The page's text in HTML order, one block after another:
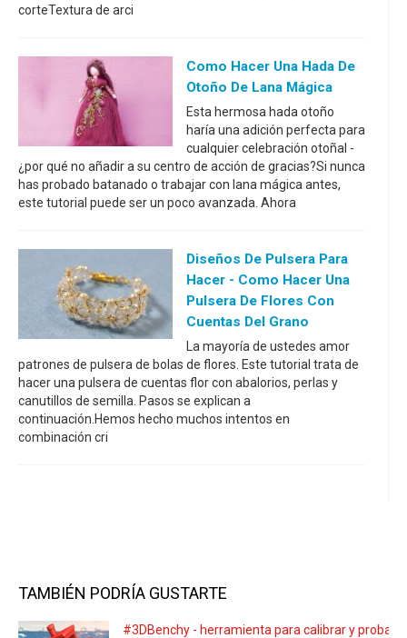
corteTextura de arci
Como Hacer Una Hada De
Otoño De Lana Mágica
Esta hermosa hada otoño
haría una adición perfecta para
cualquier celebración otoñal -
¿por qué no añadir a su centro de acción de gracias?Si nunca
has probado batanado o trabajar con lana mágica antes,
este tutorial puede ser un poco avanzada. Ahora
Diseños De Pulsera Para
Hacer - Como Hacer Una
Pulsera De Flores Con
Cuentas Del Grano
La mayoría de ustedes amor
patrones de pulsera de bolas de flores. Este tutorial trata de
hacer una pulsera de cuentas flor con abalorios, perlas y
canutillos de semilla. Pasos se explican a
continuación.Hemos hecho muchos intentos en
combinación cri
TAMBIÉN PODRÍA GUSTARTE
#3DBenchy - herramienta para calibrar y probar